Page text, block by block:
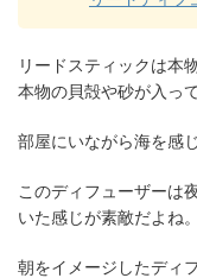
リードスティックは本
本物の貝殻や砂が入っ
部屋にいながら海を感
このディフューザーは
いた感じが素敵だよね。
朝をイメージしたディ